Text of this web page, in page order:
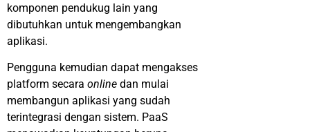
komponen pendukug lain yang
dibutuhkan untuk mengembangkan
aplikasi.
Pengguna kemudian dapat mengakses
platform secara online dan mulai
membangun aplikasi yang sudah
terintegrasi dengan sistem. PaaS